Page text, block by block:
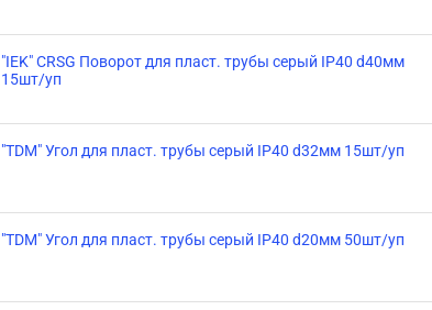
"IEK" CRSG Поворот для пласт. трубы серый IP40 d40мм
15шт/уп
"TDM" Угол для пласт. трубы серый IP40 d32мм 15шт/уп
"TDM" Угол для пласт. трубы серый IP40 d20мм 50шт/уп